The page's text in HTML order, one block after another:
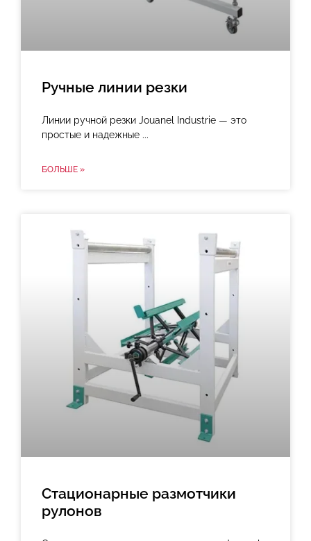
Ручные линии резки
Линии ручной резки Jouanel Industrie — это
простые и надежные
БОЛЬШЕ »
Стационарные размотчики
рулонов